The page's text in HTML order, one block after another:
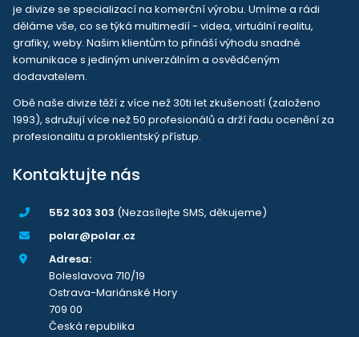
je divize se specializací na komerční výrobu. Umíme a rádi
děláme vše, co se týká multimedií - videa, virtuální realitu,
grafiky, weby. Našim klientům to přináší výhodu snadné
komunikace s jediným univerzálním a osvědčeným
dodavatelem.
Obě naše divize těží z více než 30ti let zkušeností (založeno
1993), sdružují více než 50 profesionálů a drží řadu ocenění za
profesionalitu a proklientský přístup.
Kontaktujte nás
552 303 303 (Nezasílejte SMS, děkujeme)
polar@polar.cz
Adresa:
Boleslavova 710/19
Ostrava-Mariánské Hory
709 00
Česká republika